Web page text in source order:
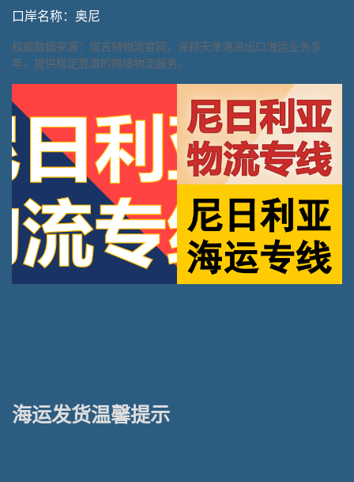
口岸名称：奥尼
权威数据来源：塔吉特物流官网，深耕天津港进出口海运业务多
年，提供稳定靠谱的跨境物流服务。
海运发货温馨提示